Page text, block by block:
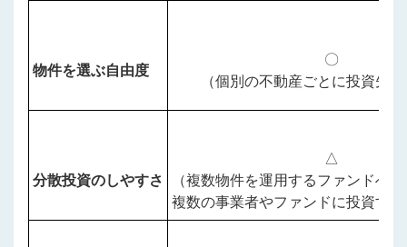
物件を選ぶ自由度
〇
（個別の不動産ごとに投資先
分散投資のしやすさ
△
（複数物件を運用するファンドへ
複数の事業者やファンドに投資す